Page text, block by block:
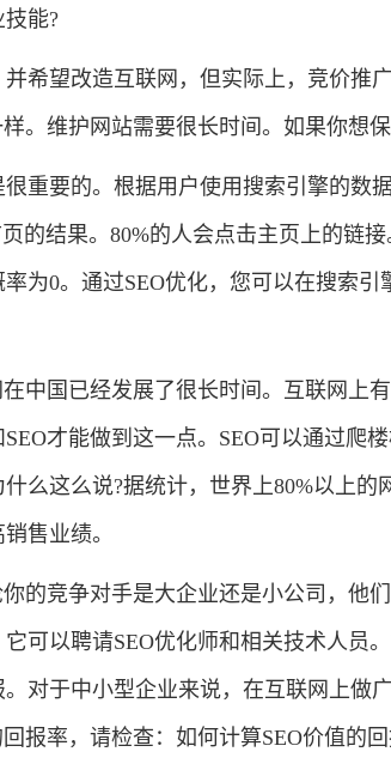
能?
希望改造互联网，但实际上，竞价推
。维护网站需要很长时间。如果你想
重要的。根据用户使用搜索引擎的数
的结果。80%的人会点击主页上的链
为0。通过SEO优化，您可以在搜索
中国已经发展了很长时间。互联网上
才能做到这一点。SEO可以通过爬
么这么说?据统计，世界上80%以上的
售业绩。
的竞争对手是大企业还是小公司，他
可以聘请SEO优化师和相关技术人员
对于中小型企业来说，在互联网上做
报率，请检查：如何计算SEO价值的